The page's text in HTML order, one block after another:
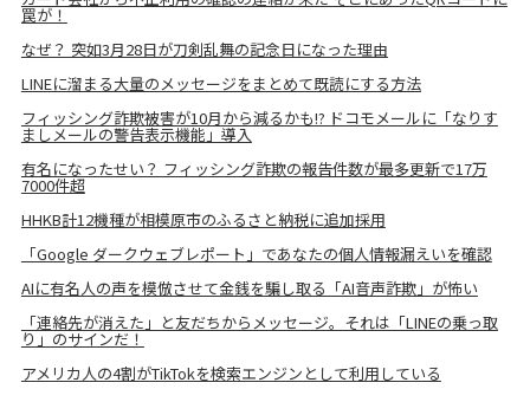
罠が！
なぜ？ 突如3月28日が刀剣乱舞の記念日になった理由
LINEに溜まる大量のメッセージをまとめて既読にする方法
フィッシング詐欺被害が10月から減るかも!? ドコモメールに「なりす
ましメールの警告表示機能」導入
有名になったせい？ フィッシング詐欺の報告件数が最多更新で17万
7000件超
HHKB計12機種が相模原市のふるさと納税に追加採用
「Google ダークウェブレポート」であなたの個人情報漏えいを確認
AIに有名人の声を模倣させて金銭を騙し取る「AI音声詐欺」が怖い
「連絡先が消えた」と友だちからメッセージ。それは「LINEの乗っ取
り」のサインだ！
アメリカ人の4割がTikTokを検索エンジンとして利用している